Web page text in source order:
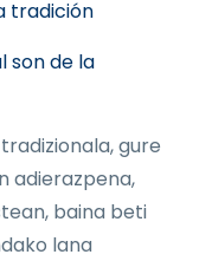
tradición
son de la
gure
adierazpena,
baina beti
lana